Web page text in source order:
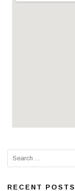
RECENT POSTS